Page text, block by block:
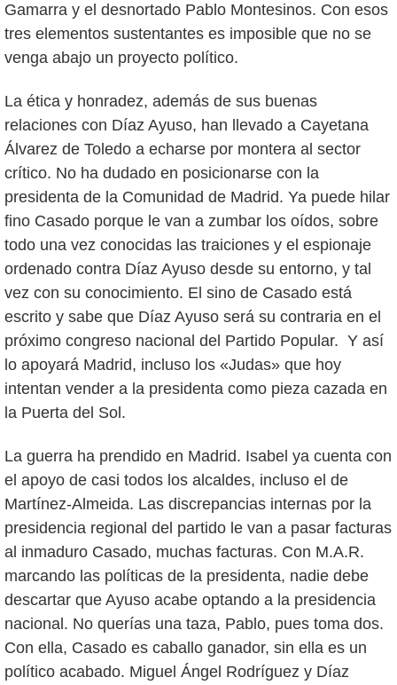
Gamarra y el desnortado Pablo Montesinos. Con esos
tres elementos sustentantes es imposible que no se
venga abajo un proyecto político.
La ética y honradez, además de sus buenas
relaciones con Díaz Ayuso, han llevado a Cayetana
Álvarez de Toledo a echarse por montera al sector
crítico. No ha dudado en posicionarse con la
presidenta de la Comunidad de Madrid. Ya puede hilar
fino Casado porque le van a zumbar los oídos, sobre
todo una vez conocidas las traiciones y el espionaje
ordenado contra Díaz Ayuso desde su entorno, y tal
vez con su conocimiento. El sino de Casado está
escrito y sabe que Díaz Ayuso será su contraria en el
próximo congreso nacional del Partido Popular. Y así
lo apoyará Madrid, incluso los «Judas» que hoy
intentan vender a la presidenta como pieza cazada en
la Puerta del Sol.
La guerra ha prendido en Madrid. Isabel ya cuenta con
el apoyo de casi todos los alcaldes, incluso el de
Martínez-Almeida. Las discrepancias internas por la
presidencia regional del partido le van a pasar facturas
al inmaduro Casado, muchas facturas. Con M.A.R.
marcando las políticas de la presidenta, nadie debe
descartar que Ayuso acabe optando a la presidencia
nacional. No querías una taza, Pablo, pues toma dos.
Con ella, Casado es caballo ganador, sin ella es un
político acabado. Miguel Ángel Rodríguez y Díaz